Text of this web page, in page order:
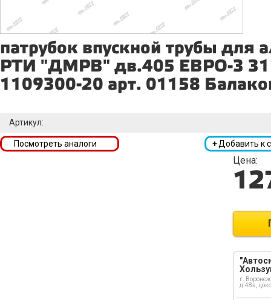
патрубок впускной трубы для
РТИ "ДМРВ" дв.405 ЕВРО-3
1109300-20 арт. 01158
Артикул:
+Добавить к
Посмотреть аналоги
Цена:
г.
д.48а,